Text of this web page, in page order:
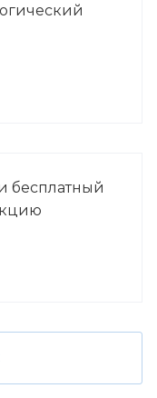
бесплатный